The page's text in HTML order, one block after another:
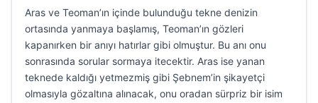
Aras ve Teoman’ın içinde bulunduğu tekne denizin
ortasında yanmaya başlamış, Teoman’ın gözleri
kapanırken bir anıyı hatırlar gibi olmuştur. Bu anı onu
sonrasında sorular sormaya itecektir. Aras ise yanan
teknede kaldığı yetmezmiş gibi Şebnem’in şikayetçi
olmasıyla gözaltına alınacak, onu oradan sürpriz bir isim